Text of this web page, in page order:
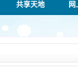
共享天地 网